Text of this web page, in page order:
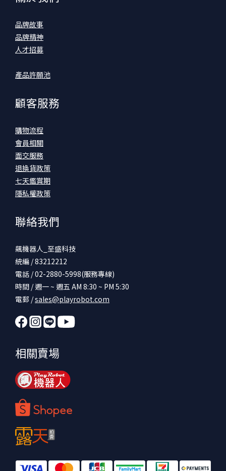
品牌故事
品牌精神
人才招募
產品許願池
顧客服務
購物流程
會員相關
面交服務
退換貨政策
七天鑑賞期
隱私權政策
聯絡我們
飆機器人_至盛科技
統編 / 83212212
電話 / 02-2880-5998(服務專線)
時間 / 週一 ~ 週五 AM 8:30 ~ PM 5:30
電郵 /sales@playrobot.com
相關賣場